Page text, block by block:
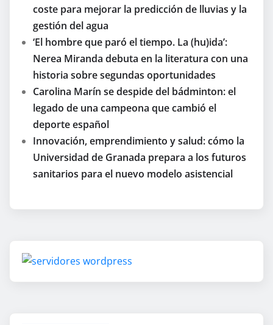
coste para mejorar la predicción de lluvias y la
gestión del agua
‘El hombre que paró el tiempo. La (hu)ida’:
Nerea Miranda debuta en la literatura con una
historia sobre segundas oportunidades
Carolina Marín se despide del bádminton: el
legado de una campeona que cambió el
deporte español
Innovación, emprendimiento y salud: cómo la
Universidad de Granada prepara a los futuros
sanitarios para el nuevo modelo asistencial